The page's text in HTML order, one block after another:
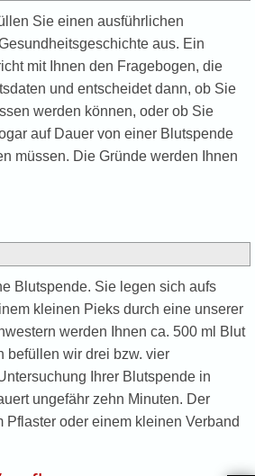
Sie einen ausführlichen
aus. Ein
mit Ihnen den Fragebogen, die
und entscheidet dann, ob Sie
werden können, oder ob Sie
auf Dauer von einer Blutspende
müssen. Die Gründe werden Ihnen
Blutspende. Sie legen sich aufs
kleinen Pieks durch eine unserer
werden Ihnen ca. 500 ml Blut
befüllen wir drei bzw. vier
Ihrer Blutspende in
ungefähr zehn Minuten. Der
Pflaster oder einem kleinen Verband